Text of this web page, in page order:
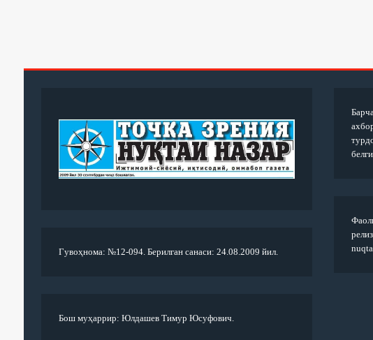
Гувоҳнома: №12-094. Берилган санаси: 24.08.2009 йил.
Бош муҳаррир: Юлдашев Тимур Юсуфович.